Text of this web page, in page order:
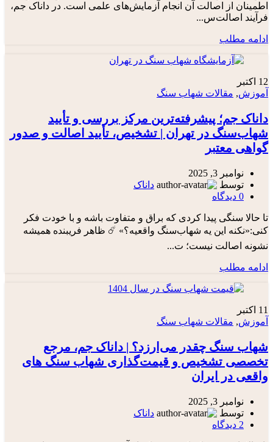
اطمینان از اصالت آن انجام آزمایش‌های علمی است. در داناک جم،
فرآیند اصالت‌س...
ادامه مطلب
12 اکتبر
آموزش, مقالات شهاب سنگ
داناک جم؛ پیشرفته‌ترین مرکز بررسی و تأیید
شهاب‌سنگ در تهران | تشخیص، تأیید اصالت و صدور
گواهی معتبر
نوامبر 3, 2025
توسط
داناک
0 دیدگاه
تا حالا سنگی پیدا کردی که براق و متفاوت باشه و با خودت فکر
کنی:«نکنه این یه شهاب‌سنگ واقعیه؟» ☄️ ظاهر فریبنده همیشه
نشونه اصالت نیست؛ ت...
ادامه مطلب
11 اکتبر
آموزش, مقالات شهاب سنگ
شهاب‌ سنگ‌ چقدر می‌ارزد؟ | داناک جم، مرجع
تخصصی تشخیص و قیمت‌گذاری شهاب‌ سنگ‌ های
واقعی در ایران
نوامبر 3, 2025
توسط
داناک
2 دیدگاه